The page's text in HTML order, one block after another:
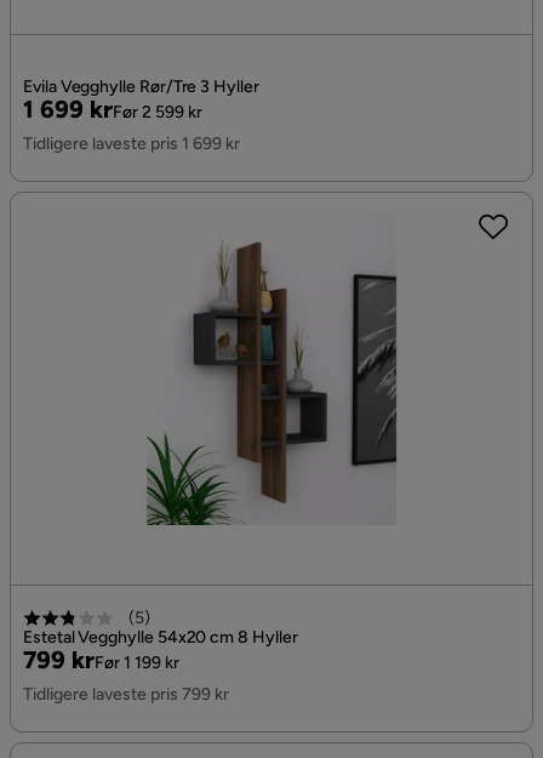
Evila Vegghylle Rør/Tre 3 Hyller
Pris
1 699 kr
Original
Pris
Før 2 599 kr
Tidligere laveste pris 1 699 kr
(5)
Estetal Vegghylle 54x20 cm 8 Hyller
Pris
799 kr
Original
Pris
Før 1 199 kr
Tidligere laveste pris 799 kr